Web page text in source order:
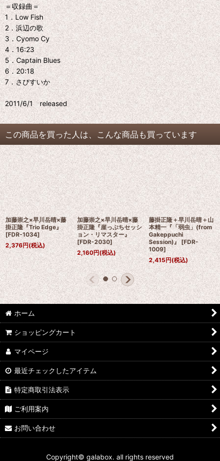
＝収録曲＝
1．Low Fish
2．浜辺の歌
3．Cyomo Cy
4．16:23
5．Captain Blues
6．20:18
7．さびすいか
2011/6/1 released
この商品を買った人は、こんな商品も買っています
加藤崇之×早川岳晴×藤
掛正隆『Trio Edge』
[FDR-1034]
2,376円(税込)
加藤崇之×早川岳晴×藤
掛正隆『崖っぷちセッシ
ョン・リマスター』
[FDR-2030]
2,160円(税込)
藤掛正隆＋早川岳晴＋山
本精一『「弱虫」(from
Gakeppuchi
Session)』 [FDR-
1009]
2,415円(税込)
ホーム
ショッピングカート
マイページ
最近チェックしたアイテム
特定商取引法表示
ご利用案内
お問い合わせ
Copyright© galabox. all rights reserved